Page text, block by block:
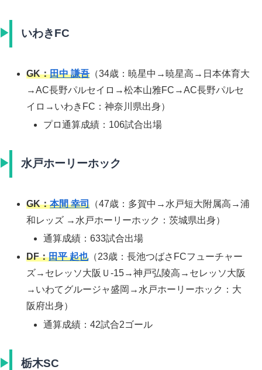
いわきFC
GK：田中 謙吾 （34歳：暁星中→暁星高→日本体育大
→AC長野パルセイロ→松本山雅FC→AC長野パルセ
イロ→いわきFC：神奈川県出身）
プロ通算成績：106試合出場
水戸ホーリーホック
GK：本間 幸司 （47歳：多賀中→水戸短大附属高→浦
和レッズ →水戸ホーリーホック：茨城県出身）
通算成績：633試合出場
DF：田平 起也（23歳：長池つばさFCフューチャー
ズ→セレッソ大阪Ｕ-15→神戸弘陵高→セレッソ大阪
→いわてグルージャ盛岡→水戸ホーリーホック：大
阪府出身）
通算成績：42試合2ゴール
栃木SC